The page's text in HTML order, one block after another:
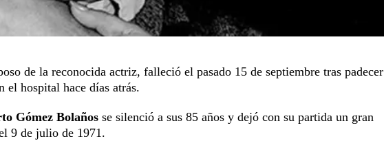
de la reconocida actriz, falleció el pasado 15 de septiembre tras padecer
el hospital hace días atrás.
Gómez Bolaños se silenció a sus 85 años y dejó con su partida un gran
9 de julio de 1971.